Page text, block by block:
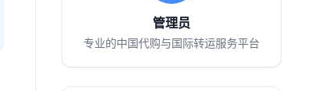
管理员
专业的中国代购与国际转运服务平台